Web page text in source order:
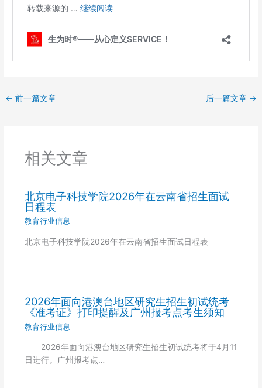
← 前一篇文章 后一篇文章 →
相关文章
北京电子科技学院2026年在云南省招生面试
日程表
教育行业信息
北京电子科技学院2026年在云南省招生面试日程表
2026年面向港澳台地区研究生招生初试统考
《准考证》打印提醒及广州报考点考生须知
教育行业信息
2026年面向港澳台地区研究生招生初试统考将于4月11
日进行。广州报考点…